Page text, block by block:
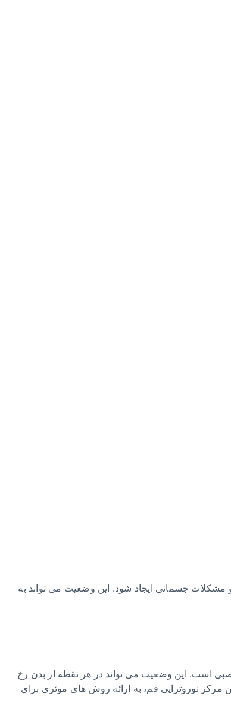
جسمانی ایجاد شود. این وضعیت می‌ تواند به
است. این وضعیت می‌ تواند در هر نقطه از بدن رخ
نوروتراپی قم، به ارائه روش‌ های موثری برای